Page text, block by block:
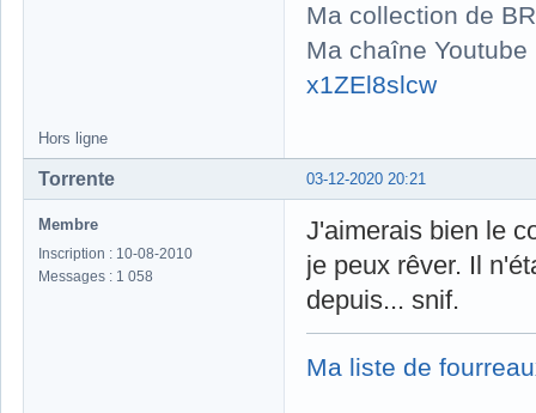
Ma collection de
Ma chaîne
x1ZEl8slcw
Hors ligne
03-12-2020 20:21
Torrente
Membre
Inscription : 10-08-2010
Messages : 1 058
J'aimerais bien le
je peux rêver. Il
depuis... snif.
Ma liste de